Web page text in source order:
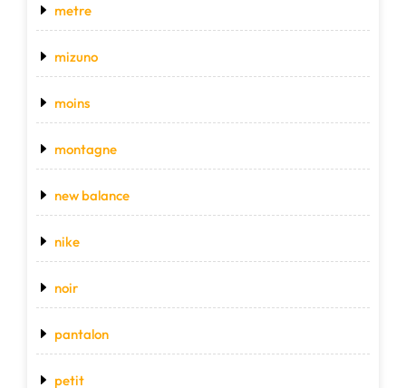
metre
mizuno
moins
montagne
new balance
nike
noir
pantalon
petit